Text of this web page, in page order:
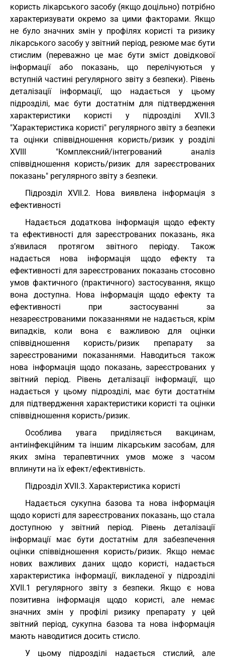
користь лікарського засобу (якщо доцільно) потрібно
характеризувати окремо за цими факторами. Якщо
не було значних змін у профілях користі та ризику
лікарського засобу у звітний період, резюме має бути
стислим (переважно це має бути зміст довідкової
інформації або показань, що перелічуються у
вступній частині регулярного звіту з безпеки). Рівень
деталізації інформації, що надається у цьому
підрозділі, має бути достатнім для підтвердження
характеристики користі у підрозділі XVIІ.3
"Характеристика користі" регулярного звіту з безпеки
та оцінки співвідношення користь/ризик у розділі
XVIІІ "Комплексний/інтегрований аналіз
співвідношення користь/ризик для зареєстрованих
показань" регулярного звіту з безпеки.
Підрозділ XVII.2. Нова виявлена інформація з
ефективності
Надається додаткова інформація щодо ефекту
та ефективності для зареєстрованих показань, яка
з’явилася протягом звітного періоду. Також
надається нова інформація щодо ефекту та
ефективності для зареєстрованих показань стосовно
умов фактичного (практичного) застосування, якщо
вона доступна. Нова інформація щодо ефекту та
ефективності при застосуванні за
незареєстрованими показаннями не надається, крім
випадків, коли вона є важливою для оцінки
співвідношення користь/ризик препарату за
зареєстрованими показаннями. Наводиться також
нова інформація щодо показань, зареєстрованих у
звітний період. Рівень деталізації інформації, що
надається у цьому підрозділі, має бути достатнім
для підтвердження характеристики користі та оцінки
співвідношення користь/ризик.
Особлива увага приділяється вакцинам,
антиінфекційним та іншим лікарським засобам, для
яких зміна терапевтичних умов може з часом
вплинути на їх ефект/ефективність.
Підрозділ XVII.3. Характеристика користі
Надається сукупна базова та нова інформація
щодо користі для зареєстрованих показань, що стала
доступною у звітний період. Рівень деталізації
інформації має бути достатнім для забезпечення
оцінки співвідношення користь/ризик. Якщо немає
нових важливих даних щодо користі, надається
характеристика інформації, викладеної у підрозділі
XVIІ.1 регулярного звіту з безпеки. Якщо є нова
позитивна інформація щодо користі, але немає
значних змін у профілі ризику препарату у цей
звітний період, сукупна базова та нова інформація
мають наводитися досить стисло.
У цьому підрозділі надається стислий, але